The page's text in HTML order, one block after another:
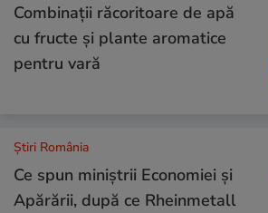
Combinaţii răcoritoare de apă
cu fructe şi plante aromatice
pentru vară
Știri România
Ce spun miniștrii Economiei și
Apărării, după ce Rheinmetall